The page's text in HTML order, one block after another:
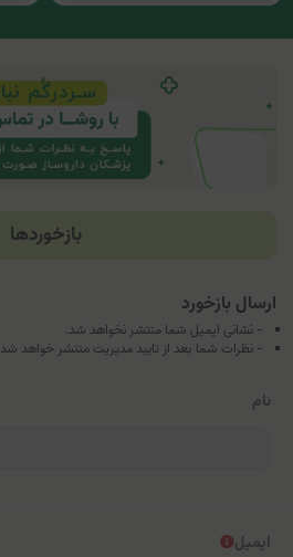
بازخوردها
ارسال بازخورد
- نشانی ایمیل شما منتشر نخواهد شد.
- نظرات شما بعد از تایید مدیریت منتشر خواهد شد
نام
ایمیل